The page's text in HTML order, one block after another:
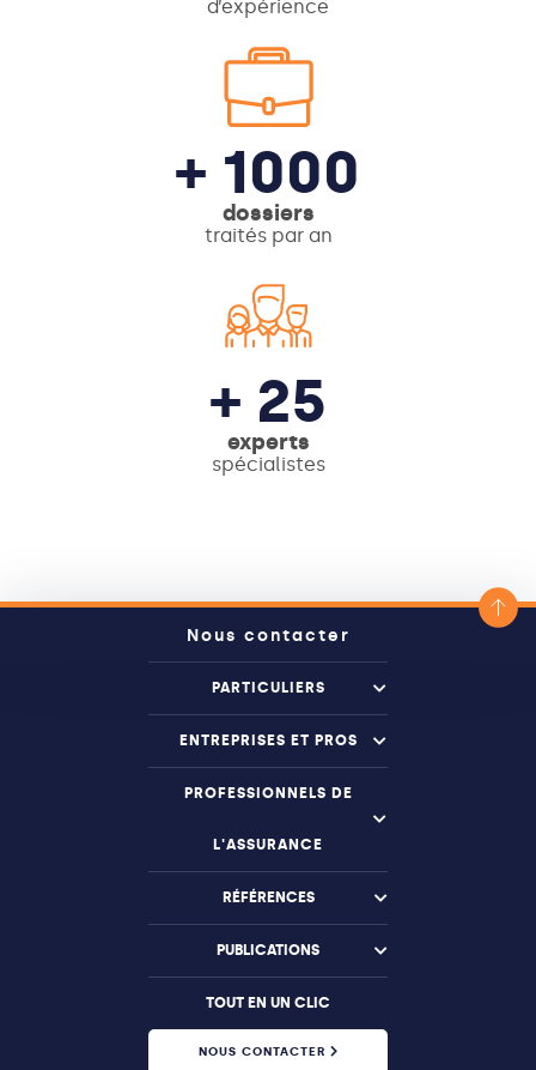
d’expérience
+ 1000
dossiers
traités par an
+ 25
experts
spécialistes
Nous contacter
PARTICULIERS
ENTREPRISES ET PROS
PROFESSIONNELS DE
L'ASSURANCE
RÉFÉRENCES
PUBLICATIONS
TOUT EN UN CLIC
NOUS CONTACTER